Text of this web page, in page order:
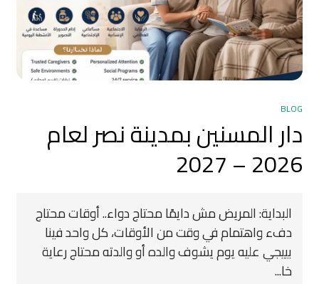
BLOG
دار المسنين بمدينة نصر لعام
2026 – 2027
البداية: المريض مش دايمًا محتاج دواء.. أوقات محتاج
دفء واهتمام في وقت من الأوقات، كل واحد فينا
بييجي عليه يوم يشوف والده أو والدته محتاج رعاية
خا...